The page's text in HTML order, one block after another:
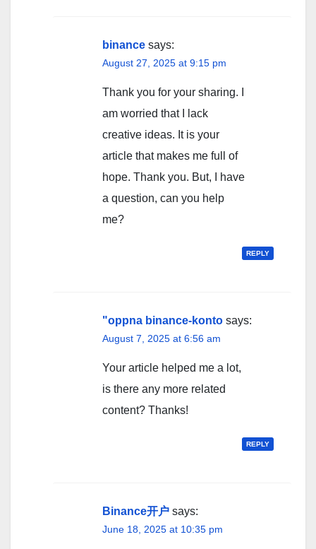
binance says:
August 27, 2025 at 9:15 pm
Thank you for your sharing. I
am worried that I lack
creative ideas. It is your
article that makes me full of
hope. Thank you. But, I have
a question, can you help
me?
REPLY
"oppna binance-konto says:
August 7, 2025 at 6:56 am
Your article helped me a lot,
is there any more related
content? Thanks!
REPLY
Binance开户 says:
June 18, 2025 at 10:35 pm